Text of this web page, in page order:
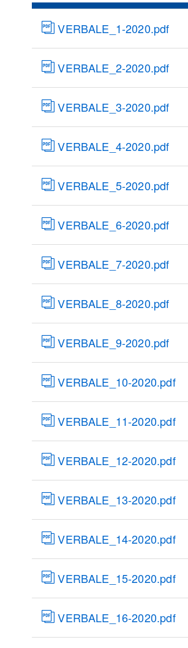
VERBALE_1-2020.pdf
VERBALE_2-2020.pdf
VERBALE_3-2020.pdf
VERBALE_4-2020.pdf
VERBALE_5-2020.pdf
VERBALE_6-2020.pdf
VERBALE_7-2020.pdf
VERBALE_8-2020.pdf
VERBALE_9-2020.pdf
VERBALE_10-2020.pdf
VERBALE_11-2020.pdf
VERBALE_12-2020.pdf
VERBALE_13-2020.pdf
VERBALE_14-2020.pdf
VERBALE_15-2020.pdf
VERBALE_16-2020.pdf